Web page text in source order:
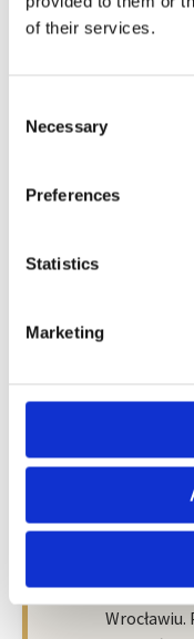
of their services.
Selection
Necessary
Preferences
Statistics
Marketing
Podnieś swoje
piekarskie w
Wroclaw
Nowa przestrzeń